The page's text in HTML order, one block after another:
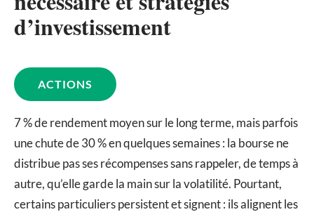
d’investissement
ACTIONS
7 % de rendement moyen sur le long terme, mais parfois
une chute de 30 % en quelques semaines : la bourse ne
distribue pas ses récompenses sans rappeler, de temps à
autre, qu’elle garde la main sur la volatilité. Pourtant,
certains particuliers persistent et signent : ils alignent les